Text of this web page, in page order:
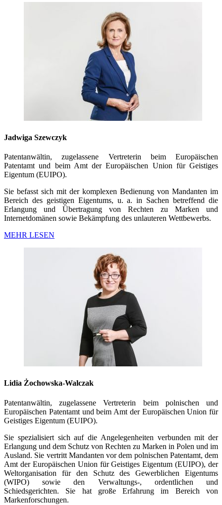
Jadwiga Szewczyk
Patentanwältin, zugelassene Vertreterin beim Europäischen
Patentamt und beim Amt der Europäischen Union für Geistiges
Eigentum (EUIPO).
Sie befasst sich mit der komplexen Bedienung von Mandanten im
Bereich des geistigen Eigentums, u. a. in Sachen betreffend die
Erlangung und Übertragung von Rechten zu Marken und
Internetdomänen sowie Bekämpfung des unlauteren Wettbewerbs.
MEHR LESEN
Lidia Żochowska-Walczak
Patentanwältin, zugelassene Vertreterin beim polnischen und
Europäischen Patentamt und beim Amt der Europäischen Union für
Geistiges Eigentum (EUIPO).
Sie spezialisiert sich auf die Angelegenheiten verbunden mit der
Erlangung und dem Schutz von Rechten zu Marken in Polen und im
Ausland. Sie vertritt Mandanten vor dem polnischen Patentamt, dem
Amt der Europäischen Union für Geistiges Eigentum (EUIPO), der
Weltorganisation für den Schutz des Gewerblichen Eigentums
(WIPO) sowie den Verwaltungs-, ordentlichen und
Schiedsgerichten. Sie hat große Erfahrung im Bereich von
Markenforschungen.